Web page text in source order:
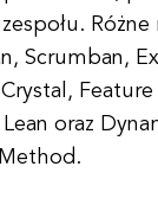
Scrumban,
Feature
oraz